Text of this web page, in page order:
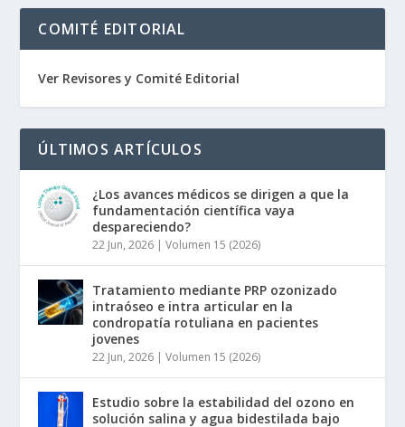
COMITÉ EDITORIAL
Ver Revisores y Comité Editorial
ÚLTIMOS ARTÍCULOS
¿Los avances médicos se dirigen a que la
fundamentación científica vaya
despareciendo?
22 Jun, 2026 |Volumen 15 (2026)
Tratamiento mediante PRP ozonizado
intraóseo e intra articular en la
condropatía rotuliana en pacientes
jovenes
22 Jun, 2026 |Volumen 15 (2026)
Estudio sobre la estabilidad del ozono en
solución salina y agua bidestilada bajo